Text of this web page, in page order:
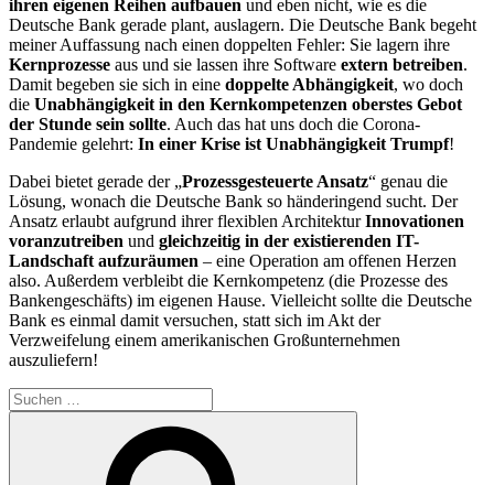
ihren eigenen Reihen aufbauen und eben nicht, wie es die
Deutsche Bank gerade plant, auslagern. Die Deutsche Bank begeht
meiner Auffassung nach einen doppelten Fehler: Sie lagern ihre
Kernprozesse aus und sie lassen ihre Software extern betreiben.
Damit begeben sie sich in eine doppelte Abhängigkeit, wo doch
die Unabhängigkeit in den Kernkompetenzen oberstes Gebot
der Stunde sein sollte. Auch das hat uns doch die Corona-
Pandemie gelehrt: In einer Krise ist Unabhängigkeit Trumpf!
Dabei bietet gerade der „Prozessgesteuerte Ansatz“ genau die
Lösung, wonach die Deutsche Bank so händeringend sucht. Der
Ansatz erlaubt aufgrund ihrer flexiblen ArchitekturInnovationen
voranzutreiben und gleichzeitig in der existierenden IT-
Landschaft aufzuräumen – eine Operation am offenen Herzen
also. Außerdem verbleibt die Kernkompetenz (die Prozesse des
Bankengeschäfts) im eigenen Hause. Vielleicht sollte die Deutsche
Bank es einmal damit versuchen, statt sich im Akt der
Verzweifelung einem amerikanischen Großunternehmen
auszuliefern!
Suchen
nach: